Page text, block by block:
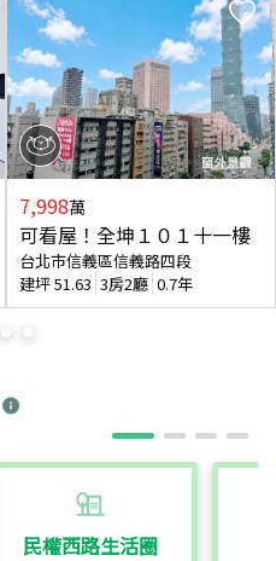
民權西路生活圈
7,998萬
可看屋！全坤１０１十一樓
台北市信義區信義路四段
建坪51.63 3房2廳 0.7年